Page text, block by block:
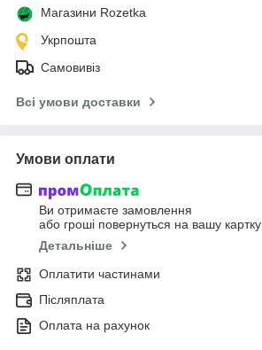
Магазини Rozetka
Укрпошта
Самовивіз
Всі умови доставки
Умови оплати
Ви отримаєте замовлення
або гроші повернуться на вашу картку
Детальніше
Оплатити частинами
Післяплата
Оплата на рахунок